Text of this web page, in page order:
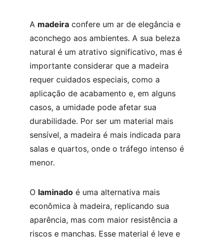
A madeira confere um ar de elegância e
aconchego aos ambientes. A sua beleza
natural é um atrativo significativo, mas é
importante considerar que a madeira
requer cuidados especiais, como a
aplicação de acabamento e, em alguns
casos, a umidade pode afetar sua
durabilidade. Por ser um material mais
sensível, a madeira é mais indicada para
salas e quartos, onde o tráfego intenso é
menor.
O laminado é uma alternativa mais
econômica à madeira, replicando sua
aparência, mas com maior resistência a
riscos e manchas. Esse material é leve e